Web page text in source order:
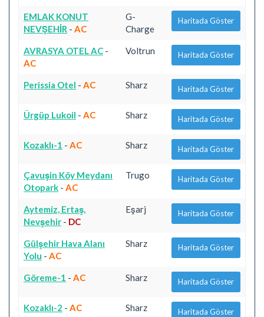
EMLAK KONUT
NEVŞEHİR - AC
G-
Charge
Haritada Göster
AVRASYA OTEL AC -
AC
Voltrun Haritada Göster
Perissia Otel - AC Sharz Haritada Göster
Ürgüp Lukoil - AC Sharz Haritada Göster
Kozaklı-1 - AC Sharz Haritada Göster
Çavuşin Köy Meydanı
Otopark - AC
Trugo Haritada Göster
Aytemiz, Ertaş,
Nevşehir - DC
Eşarj Haritada Göster
Gülşehir Hava Alanı
Yolu - AC
Sharz Haritada Göster
Göreme-1 - AC Sharz Haritada Göster
Kozaklı-2 - AC Sharz Haritada Göster